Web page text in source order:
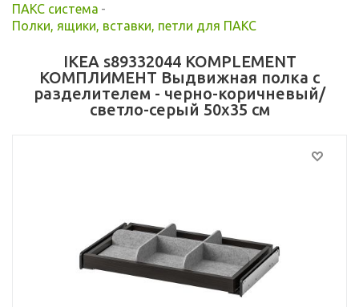
ПАКС система -
Полки, ящики, вставки, петли для ПАКС
IKEA s89332044 KOMPLEMENT
КОМПЛИМЕНТ Выдвижная полка с
разделителем - черно-коричневый/
светло-серый 50x35 см